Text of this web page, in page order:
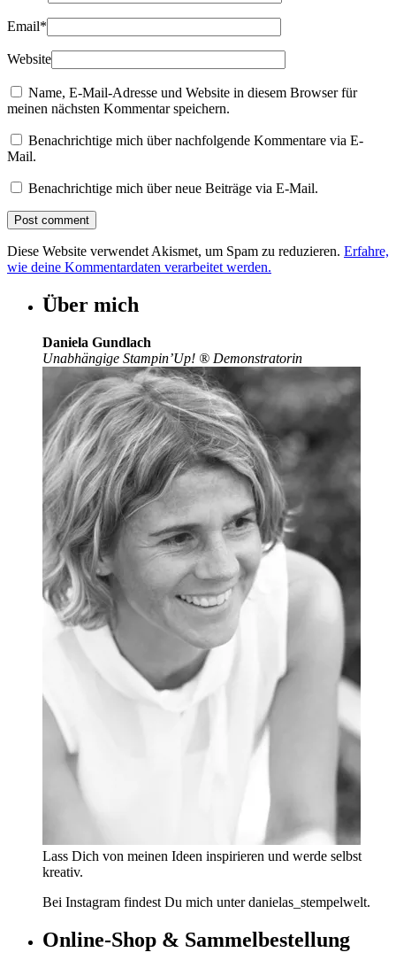
Email*
Website
Name, E-Mail-Adresse und Website in diesem Browser für
meinen nächsten Kommentar speichern.
Benachrichtige mich über nachfolgende Kommentare via E-
Mail.
Benachrichtige mich über neue Beiträge via E-Mail.
Diese Website verwendet Akismet, um Spam zu reduzieren. Erfahre,
wie deine Kommentardaten verarbeitet werden.
Über mich
Daniela Gundlach
Unabhängige Stampin’Up! ® Demonstratorin
Lass Dich von meinen Ideen inspirieren und werde selbst
kreativ.
Bei Instagram findest Du mich unter danielas_stempelwelt.
Online-Shop & Sammelbestellung